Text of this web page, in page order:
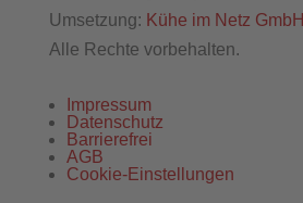
Umsetzung: Kühe im Netz GmbH
Alle Rechte vorbehalten.
Impressum
Datenschutz
Barrierefrei
AGB
Cookie-Einstellungen